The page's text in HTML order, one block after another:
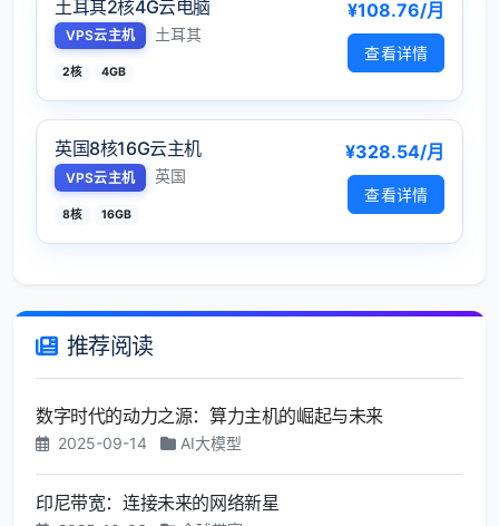
土耳其2核4G云电脑
VPS云主机 土耳其
2核 4GB
¥108.76/月
查看详情
英国8核16G云主机
VPS云主机 英国
8核 16GB
¥328.54/月
查看详情
推荐阅读
数字时代的动力之源：算力主机的崛起与未来
2025-09-14 AI大模型
印尼带宽：连接未来的网络新星